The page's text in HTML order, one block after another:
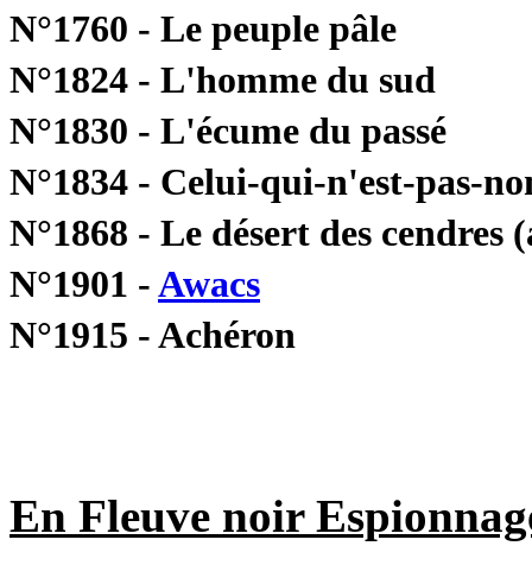
N°1760 - Le peuple pâle
N°1824 - L'homme du sud
N°1830 - L'écume du passé
N°1834 - Celui-qui-n'est-pas-
N°1868 - Le désert des cendres
N°1901 - Awacs
N°1915 - Achéron
En Fleuve noir